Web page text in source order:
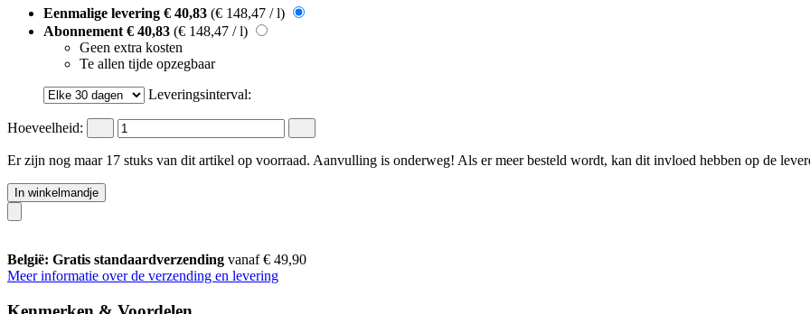
Eenmalige levering € 40,83 (€ 148,47 / l)
Abonnement € 40,83 (€ 148,47 / l)
Geen extra kosten
Te allen tijde opzegbaar
Leveringsinterval:
Hoeveelheid:
Er zijn nog maar 17 stuks van dit artikel op voorraad. Aanvulling is onderweg! Als er meer besteld wordt, kan dit invloed hebben op de
In winkelmandje
België: Gratis standaardverzending vanaf € 49,90
Meer informatie over de verzending en levering